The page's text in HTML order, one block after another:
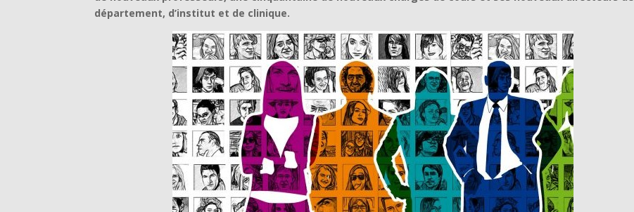
département, d’institut et de clinique.